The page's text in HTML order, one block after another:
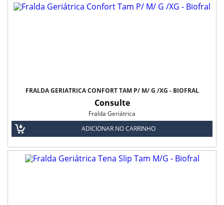
FRALDA GERIÁTRICA CONFORT TAM P/ M/ G /XG - BIOFRAL
Consulte
Fralda Geriátrica
ADICIONAR NO CARRINHO